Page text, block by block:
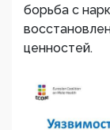
борьба с
ценностей.